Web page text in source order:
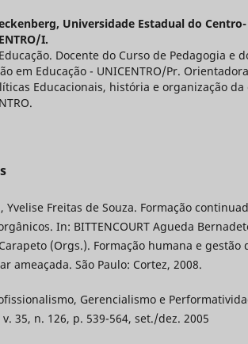
Universidade Estadual do Centro-
I.
Docente do Curso de Pedagogia e
em Educação - UNICENTRO/Pr.
Educacionais, história e organização da
Yvelise Freitas de Souza. Formação
In: BITTENCOURT Agueda
(Orgs.). Formação humana e gestão
ameaçada. São Paulo: Cortez, 2008.
Gerencialismo e
35, n. 126, p. 539-564, set./dez. 2005